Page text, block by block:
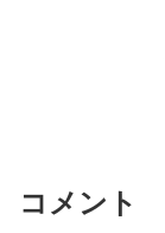
コメント